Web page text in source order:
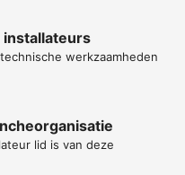
installateurs
werkzaamheden
lid is van deze